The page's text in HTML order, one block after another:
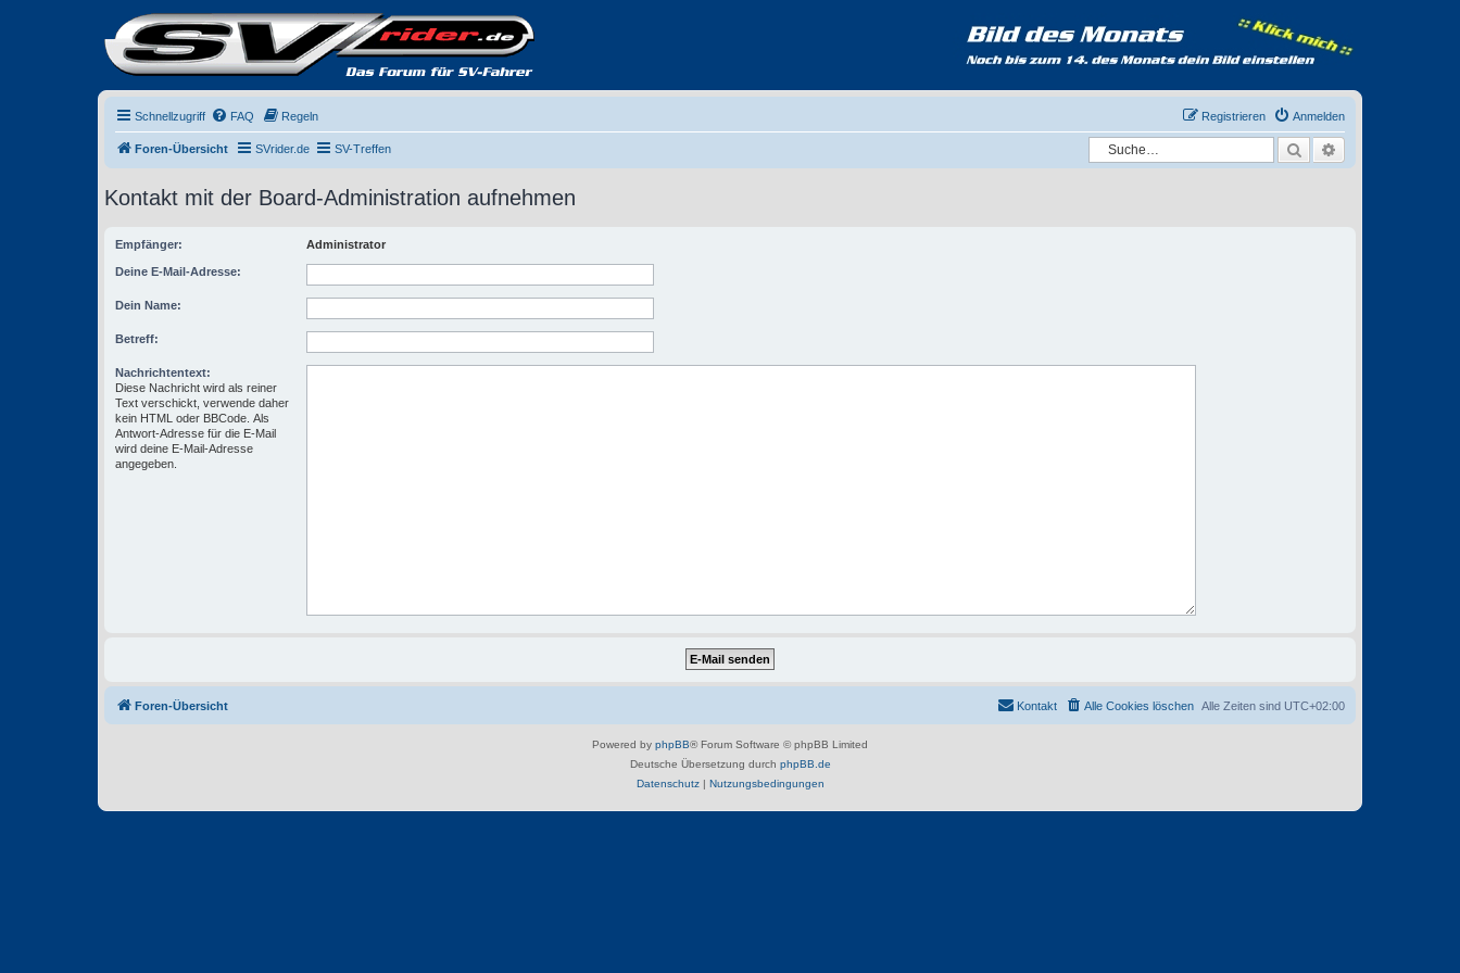
Schnellzugriff FAQ Regeln Anmelden
Registrieren
Foren-Übersicht SVrider.de SV-Treffen Suche
Kontakt mit der Board-Administration aufnehmen
Empfänger: Administrator
Deine E-Mail-Adresse:
Dein Name:
Betreff:
Nachrichtentext:
Diese Nachricht wird als reiner
Text verschickt, verwende daher
kein HTML oder BBCode. Als
Antwort-Adresse für die E-Mail
wird deine E-Mail-Adresse
angegeben.
Foren-Übersicht Alle Zeiten sind UTC+02:00
Alle Cookies löschen
Kontakt
Powered by phpBB® Forum Software © phpBB Limited
Deutsche Übersetzung durch phpBB.de
Datenschutz| Nutzungsbedingungen